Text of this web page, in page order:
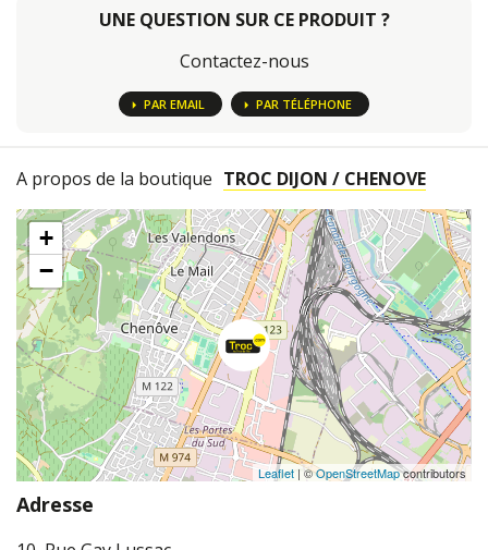
UNE QUESTION SUR CE PRODUIT ?
Contactez-nous
PAR EMAIL PAR TÉLÉPHONE
A propos de la boutique TROC DIJON / CHENOVE
+
−
Leaflet | ©OpenStreetMapcontributors
Adresse